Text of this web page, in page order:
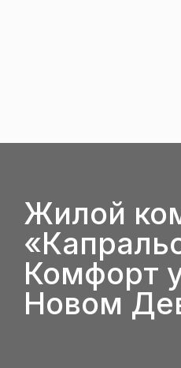
Жилой
Комфорт
Новом